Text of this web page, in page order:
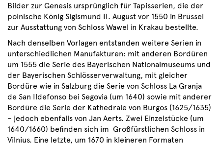
Bilder zur Genesis ursprünglich für Tapisserien, die der
polnische König Sigismund II. August vor 1550 in Brüssel
zur Ausstattung von Schloss Wawel in Krakau bestellte.
Nach denselben Vorlagen entstanden weitere Serien in
unterschiedlichen Manufakturen: mit anderen Bordüren
um 1555 die Serie des Bayerischen Nationalmuseums und
der Bayerischen Schlösserverwaltung, mit gleicher
Bordüre wie in Salzburg die Serie von Schloss La Granja
de San Ildefonso bei Segovia (um 1640) sowie mit anderer
Bordüre die Serie der Kathedrale von Burgos (1625/1635)
– jedoch ebenfalls von Jan Aerts. Zwei Einzelstücke (um
1640/1660) befinden sich im Großfürstlichen Schloss in
Vilnius. Eine letzte, um 1670 in kleineren Formaten